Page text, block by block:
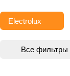
Electrolux
Все фильтры